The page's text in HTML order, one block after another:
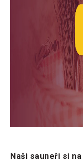
Naši sauneři si